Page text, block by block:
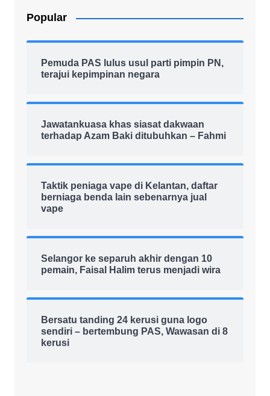
Popular
Pemuda PAS lulus usul parti pimpin PN,
terajui kepimpinan negara
Jawatankuasa khas siasat dakwaan
terhadap Azam Baki ditubuhkan – Fahmi
Taktik peniaga vape di Kelantan, daftar
berniaga benda lain sebenarnya jual
vape
Selangor ke separuh akhir dengan 10
pemain, Faisal Halim terus menjadi wira
Bersatu tanding 24 kerusi guna logo
sendiri – bertembung PAS, Wawasan di 8
kerusi